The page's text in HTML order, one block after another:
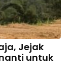
Jejak
untuk